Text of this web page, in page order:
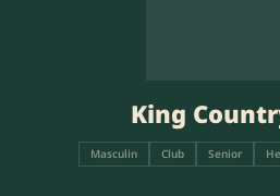
King
Masculin Club Senior